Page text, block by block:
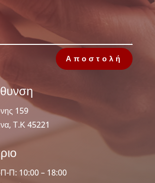
Αποστολή
159
Τ.Κ 45221
Π: 10:00 – 18:00